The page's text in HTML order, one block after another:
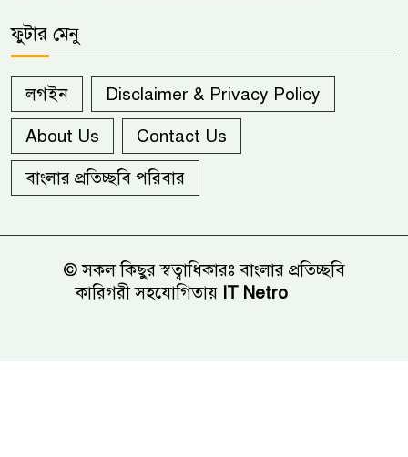
ফুটার মেনু
লগইন
Disclaimer & Privacy Policy
About Us
Contact Us
বাংলার প্রতিচ্ছবি পরিবার
© সকল কিছুর স্বত্বাধিকারঃ বাংলার প্রতিচ্ছবি
কারিগরী সহযোগিতায় IT Netro